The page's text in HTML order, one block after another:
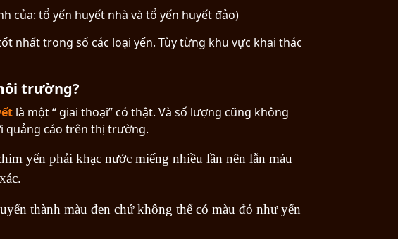
của: tổ yến huyết nhà và tổ yến huyết đảo)
nhất trong số các loại yến. Tùy từng khu vực khai thác
trường?
là một “ giai thoại” có thật. Và số lượng cũng không
quảng cáo trên thị trường.
yến phải khạc nước miếng nhiều lần nên lẫn máu
thành màu đen chứ không thể có màu đỏ như yến